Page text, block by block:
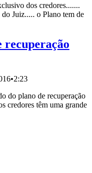
dos credores.......
Juiz..... o Plano tem de
recuperação
•2:23
do plano de recuperação
credores têm uma grande